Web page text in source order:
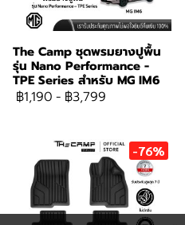
The Camp ชุดพรมยางปูพื้น
รุ่น Nano Performance -
TPE Series สำหรับ MG IM6
฿1,190 - ฿3,799
-76%